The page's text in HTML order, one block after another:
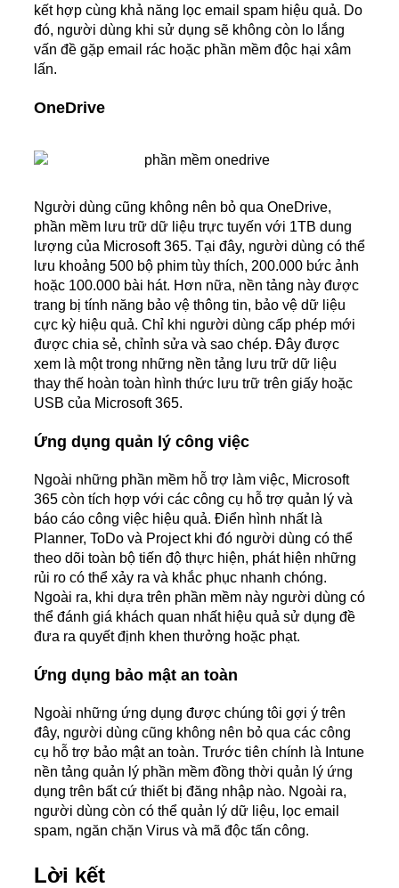
kết hợp cùng khả năng lọc email spam hiệu quả. Do
đó, người dùng khi sử dụng sẽ không còn lo lắng
vấn đề gặp email rác hoặc phần mềm độc hại xâm
lấn.
OneDrive
Người dùng cũng không nên bỏ qua OneDrive,
phần mềm lưu trữ dữ liệu trực tuyến với 1TB dung
lượng của Microsoft 365. Tại đây, người dùng có thể
lưu khoảng 500 bộ phim tùy thích, 200.000 bức ảnh
hoặc 100.000 bài hát. Hơn nữa, nền tảng này được
trang bị tính năng bảo vệ thông tin, bảo vệ dữ liệu
cực kỳ hiệu quả. Chỉ khi người dùng cấp phép mới
được chia sẻ, chỉnh sửa và sao chép. Đây được
xem là một trong những nền tảng lưu trữ dữ liệu
thay thế hoàn toàn hình thức lưu trữ trên giấy hoặc
USB của Microsoft 365.
Ứng dụng quản lý công việc
Ngoài những phần mềm hỗ trợ làm việc, Microsoft
365 còn tích hợp với các công cụ hỗ trợ quản lý và
báo cáo công việc hiệu quả. Điển hình nhất là
Planner, ToDo và Project khi đó người dùng có thể
theo dõi toàn bộ tiến độ thực hiện, phát hiện những
rủi ro có thể xảy ra và khắc phục nhanh chóng.
Ngoài ra, khi dựa trên phần mềm này người dùng có
thể đánh giá khách quan nhất hiệu quả sử dụng đề
đưa ra quyết định khen thưởng hoặc phạt.
Ứng dụng bảo mật an toàn
Ngoài những ứng dụng được chúng tôi gợi ý trên
đây, người dùng cũng không nên bỏ qua các công
cụ hỗ trợ bảo mật an toàn. Trước tiên chính là Intune
nền tảng quản lý phần mềm đồng thời quản lý ứng
dụng trên bất cứ thiết bị đăng nhập nào. Ngoài ra,
người dùng còn có thể quản lý dữ liệu, lọc email
spam, ngăn chặn Virus và mã độc tấn công.
Lời kết